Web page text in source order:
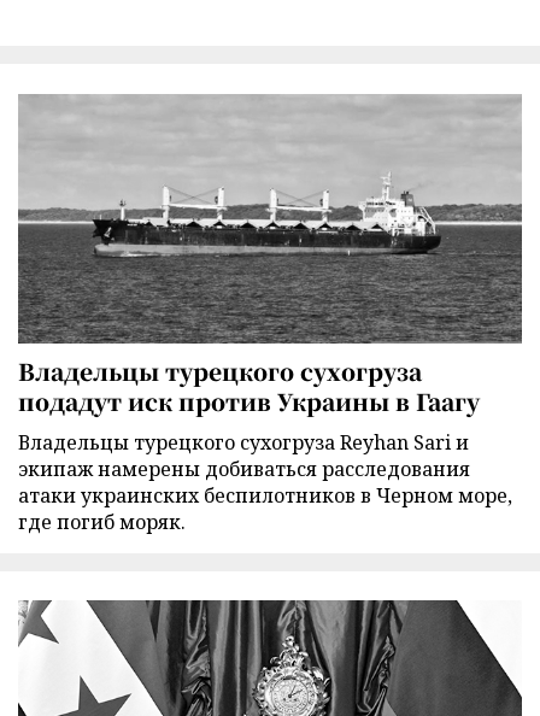
Владельцы турецкого сухогруза
подадут иск против Украины в Гаагу
Владельцы турецкого сухогруза Reyhan Sari и
экипаж намерены добиваться расследования
атаки украинских беспилотников в Черном море,
где погиб моряк.